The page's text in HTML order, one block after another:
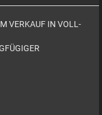
VERKAUF IN VOLL-